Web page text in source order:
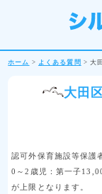
ホーム > よくある質問 >大
大田
認可外保育施設等保護
0～2歳児：第一子
が上限となります。